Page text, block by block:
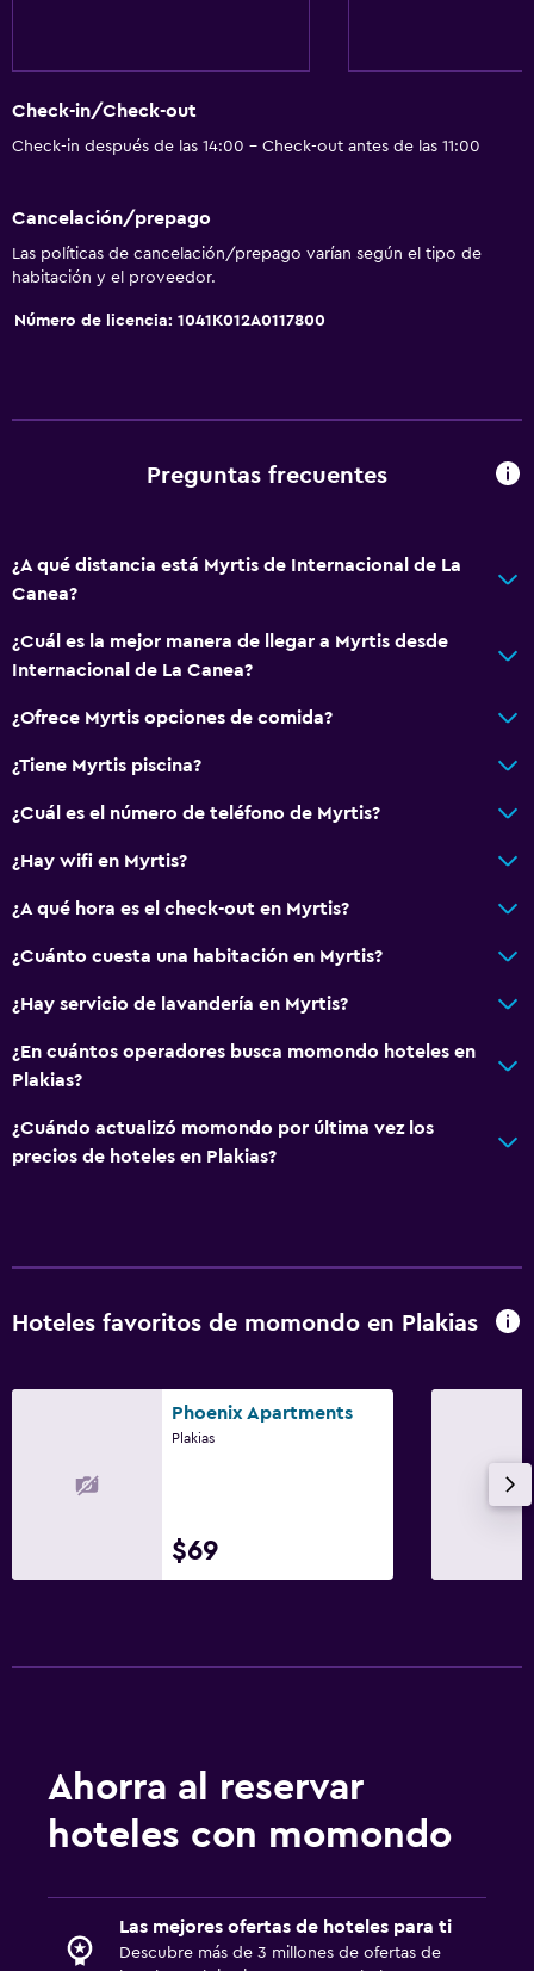
Check-in/Check-out
Check-in después de las 14:00 - Check-out antes de las 11:00
Cancelación/prepago
Las políticas de cancelación/prepago varían según el tipo de
habitación y el proveedor.
Número de licencia: 1041Κ012Α0117800
Preguntas frecuentes
¿A qué distancia está Myrtis de Internacional de La
Canea?
¿Cuál es la mejor manera de llegar a Myrtis desde
Internacional de La Canea?
¿Ofrece Myrtis opciones de comida?
¿Tiene Myrtis piscina?
¿Cuál es el número de teléfono de Myrtis?
¿Hay wifi en Myrtis?
¿A qué hora es el check-out en Myrtis?
¿Cuánto cuesta una habitación en Myrtis?
¿Hay servicio de lavandería en Myrtis?
¿En cuántos operadores busca momondo hoteles en
Plakias?
¿Cuándo actualizó momondo por última vez los
precios de hoteles en Plakias?
Hoteles favoritos de momondo en Plakias
Phoenix Apartments
Plakias
$69
Ahorra al reservar
hoteles con momondo
Las mejores ofertas de hoteles para ti
Descubre más de 3 millones de ofertas de